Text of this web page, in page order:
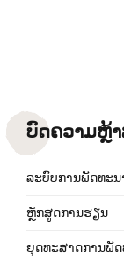
ບົດຄວາມຫຼ້
ລະບົບການພັດທະ
ຫຼັກສູດການຮຽນ
ຍຸດທະສາດການພັດ